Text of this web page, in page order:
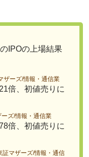
IPOの上場結果
ザーズ/情報・通信業
倍、初値売りに
ーズ/情報・通信業
倍、初値売りに
証マザーズ/情報・通信